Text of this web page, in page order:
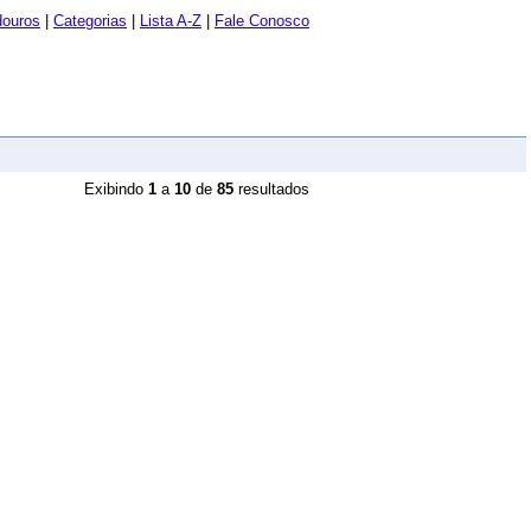
Categorias Lista A-Z Fale Conosco
Exibindo 1 a 10 de 85 resultados